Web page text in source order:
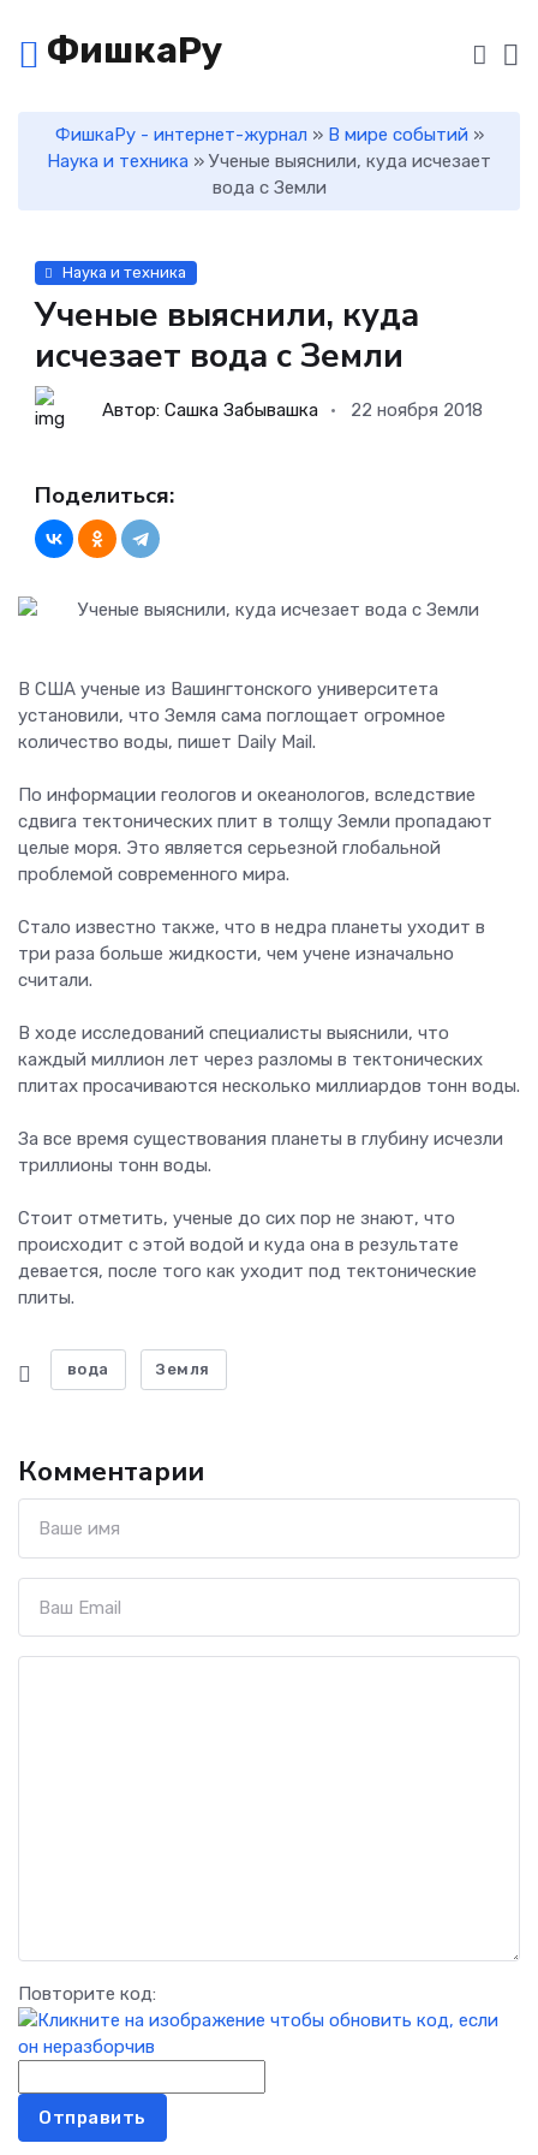
ФишкаРу
ФишкаРу - интернет-журнал » В мире событий »
Наука и техника » Ученые выяснили, куда исчезает
вода с Земли
Наука и техника
Ученые выяснили, куда
исчезает вода с Земли
Автор: Сашка Забывашка 22 ноября 2018
Поделиться:
В США ученые из Вашингтонского университета
установили, что Земля сама поглощает огромное
количество воды, пишет Daily Mail.
По информации геологов и океанологов, вследствие
сдвига тектонических плит в толщу Земли пропадают
целые моря. Это является серьезной глобальной
проблемой современного мира.
Стало известно также, что в недра планеты уходит в
три раза больше жидкости, чем учене изначально
считали.
В ходе исследований специалисты выяснили, что
каждый миллион лет через разломы в тектонических
плитах просачиваются несколько миллиардов тонн воды.
За все время существования планеты в глубину исчезли
триллионы тонн воды.
Стоит отметить, ученые до сих пор не знают, что
происходит с этой водой и куда она в результате
девается, после того как уходит под тектонические
плиты.
вода Земля
Комментарии
Повторите код:
Отправить